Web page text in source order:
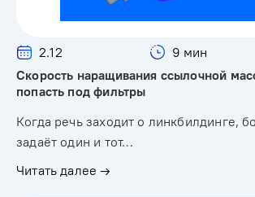
2.12 9 мин
Скорость наращивания ссылочной
попасть под фильтры
Когда речь заходит о линкбилдинге,
задаёт один и тот…
Читать далее →